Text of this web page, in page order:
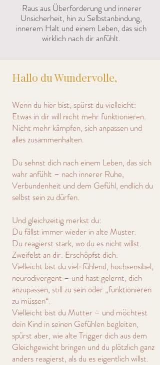
Raus aus Überforderung und innerer
Unsicherheit, hin zu Selbstanbindung,
innerem Halt und einem Leben, das sich
wirklich nach dir anfühlt.
Hallo du Wundervolle,
Wenn du hier bist, spürst du vielleicht:
Etwas in dir will nicht mehr funktionieren.
Nicht mehr kämpfen, sich anpassen und
alles zusammenhalten.
Du sehnst dich nach einem Leben, das sich
wahr anfühlt – nach innerer Ruhe,
Verbundenheit und dem Gefühl, endlich du
selbst sein zu dürfen.
Und gleichzeitig merkst du:
Du fällst immer wieder in alte Muster.
Du reagierst stark, wo du es nicht willst.
Zweifelst an dir. Erschöpfst dich.
Vielleicht bist du viel-fühlend, hochsensibel,
neurodivergent – und hast gelernt, dich
anzupassen, still zu sein oder „funktionieren
zu müssen“.
Vielleicht bist du Mutter – und möchtest
dein Kind in seinen Gefühlen begleiten,
spürst aber, wie alte Trigger dich aus dem
Gleichgewicht bringen und du plötzlich ganz
anders reagierst, als du es eigentlich willst.